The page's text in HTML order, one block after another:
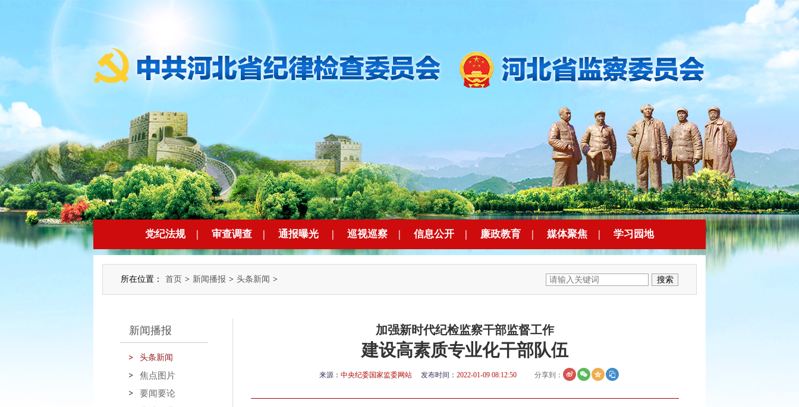
党纪法规 | 审查调查 | 通报曝光 | 巡视巡察 | 信息公开 | 廉政教育 | 媒体聚焦 | 学习园地
所在位置： 首页 > 新闻播报 > 头条新闻 >
新闻播报
头条新闻
焦点图片
要闻要论
加强新时代纪检监察干部监督工作
建设高素质专业化干部队伍
来源： 中央纪委国家监委网站 发布时间： 2022-01-09 08:12:50 分享到：